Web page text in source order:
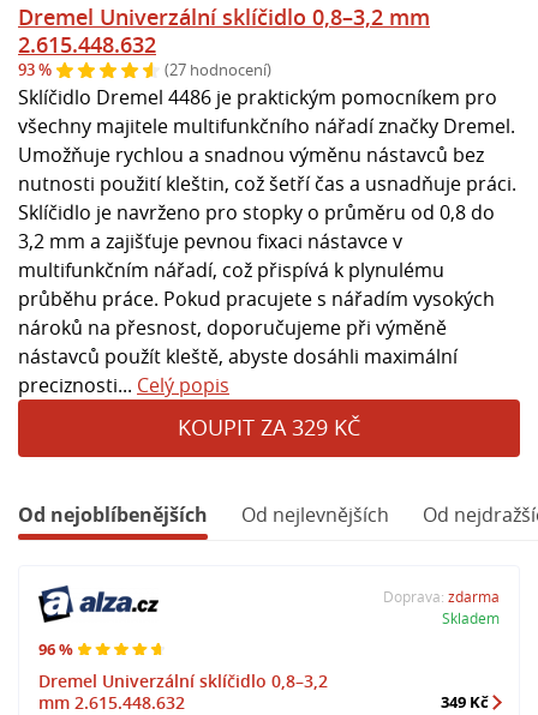
Dremel Univerzální sklíčidlo 0,8–3,2 mm
2.615.448.632
93 % (27 hodnocení)
Sklíčidlo Dremel 4486 je praktickým pomocníkem pro
všechny majitele multifunkčního nářadí značky Dremel.
Umožňuje rychlou a snadnou výměnu nástavců bez
nutnosti použití kleštin, což šetří čas a usnadňuje práci.
Sklíčidlo je navrženo pro stopky o průměru od 0,8 do
3,2 mm a zajišťuje pevnou fixaci nástavce v
multifunkčním nářadí, což přispívá k plynulému
průběhu práce. Pokud pracujete s nářadím vysokých
nároků na přesnost, doporučujeme při výměně
nástavců použít kleště, abyste dosáhli maximální
preciznosti... Celý popis
KOUPIT ZA 329 KČ
Od nejoblíbenějších Od nejlevnějších Od
96 %
Dremel Univerzální sklíčidlo 0,8–3,2
mm 2.615.448.632
Doprava: zdarma
Skladem
349 Kč